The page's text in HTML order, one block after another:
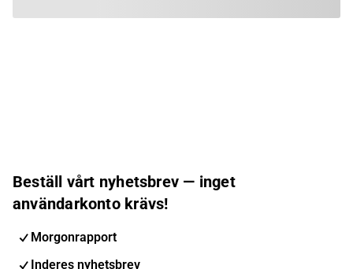
Beställ vårt nyhetsbrev — inget
användarkonto krävs!
Morgonrapport
Inderes nyhetsbrev